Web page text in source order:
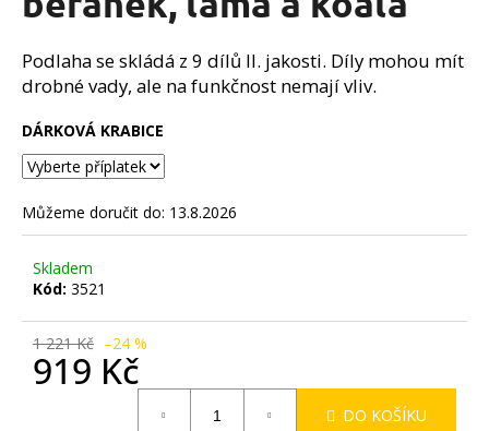
hvězdiček.
Podlaha se skládá z 9 dílů II. jakosti. Díly mohou mít
drobné vady, ale na funkčnost nemají vliv.
DÁRKOVÁ KRABICE
Můžeme doručit do: 13.8.2026
Skladem
Kód: 3521
1 221 Kč –24 %
919 Kč
DO KOŠÍKU
j
e
m
e